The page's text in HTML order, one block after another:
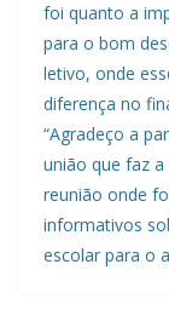
foi quanto a
para o bom
letivo, onde
diferença no
“Agradeço a
união que faz
reunião onde
informativos
escolar para o